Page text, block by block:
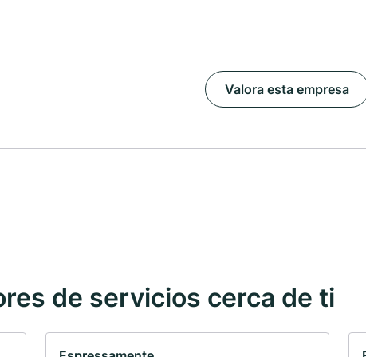
Valora esta empresa
de servicios cerca de ti